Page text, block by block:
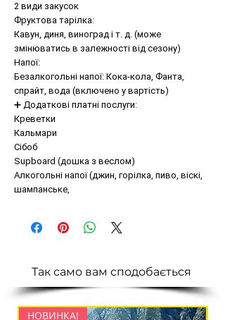
2 види закусок
Фруктова тарілка:
Кавун, диня, виноград і т. д. (може
змінюватись в залежності від сезону)
Напої:
Безалкогольні напої: Кока-кола, Фанта,
спрайт, вода (включено у вартість)
➕ Додаткові платні послуги:
Креветки
Кальмари
Сібоб
Supboard (дошка з веслом)
Алкогольні напої (джин, горілка, пиво, віскі,
шампанське,
Так само вам сподобається
НОВИНКА!